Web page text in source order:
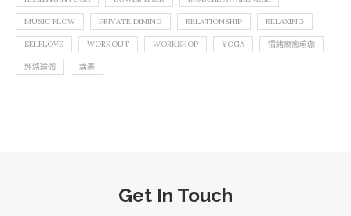
MUSIC FLOW PRIVATE DINING RELATIONSHIP RELAXING
SELFLOVE WORKOUT WORKSHOP YOGA 情緒療癒瑜珈
經絡瑜伽 講義
Get In Touch